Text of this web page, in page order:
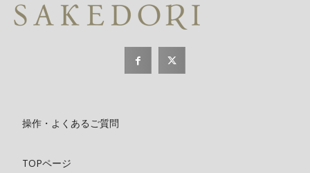
操作・よくあるご質問
TOPページ